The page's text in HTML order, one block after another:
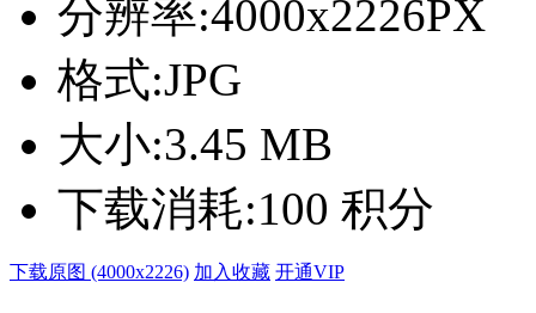
分辨率:4000x2226PX
格式:JPG
大小:3.45 MB
下载消耗:100 积分
下载原图 (4000x2226) 加入收藏 开通VIP